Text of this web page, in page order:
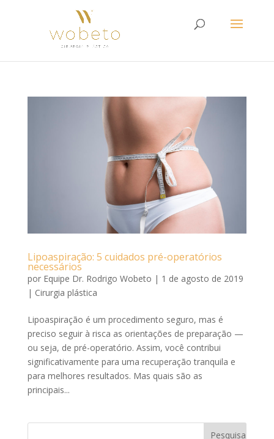
Lipoaspiração: 5 cuidados pré-operatórios
necessários
por Equipe Dr. Rodrigo Wobeto | 1 de agosto de 2019
| Cirurgia plástica
Lipoaspiração é um procedimento seguro, mas é
preciso seguir à risca as orientações de preparação —
ou seja, de pré-operatório. Assim, você contribui
significativamente para uma recuperação tranquila e
para melhores resultados. Mas quais são as
principais...